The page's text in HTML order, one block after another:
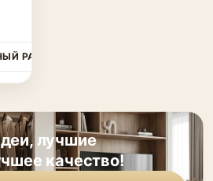
РАСЧЁТ
лучшие
качество!